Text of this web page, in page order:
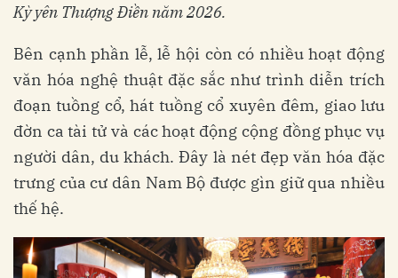
Kỳ yên Thượng Điền năm 2026.
Bên cạnh phần lễ, lễ hội còn có nhiều hoạt động
văn hóa nghệ thuật đặc sắc như trình diễn trích
đoạn tuồng cổ, hát tuồng cổ xuyên đêm, giao lưu
đờn ca tài tử và các hoạt động cộng đồng phục vụ
người dân, du khách. Đây là nét đẹp văn hóa đặc
trưng của cư dân Nam Bộ được gìn giữ qua nhiều
thế hệ.